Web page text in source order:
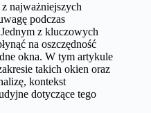
z najważniejszych
podczas
z kluczowych
na oszczędność
okna. W tym artykule
takich okien oraz
kontekst
dotyczące tego